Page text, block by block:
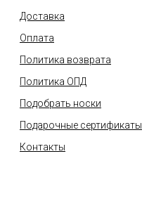
Доставка
Оплата
Политика возврата
Политика ОПД
Подобрать носки
Подарочные сертификаты
Контакты